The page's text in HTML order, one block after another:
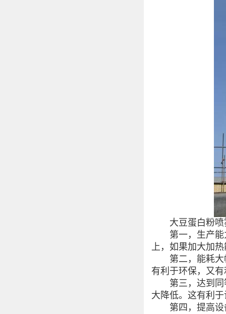
大豆蛋白粉喷
第一，生产能力
上，如果加大加
第二，能耗大幅
有利于环保，又
第三，达到同等
大降低。这有利
第四，提高设备